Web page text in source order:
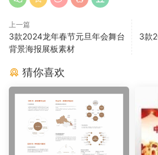
上一篇
3款2024龙年春节元旦年会舞台
背景海报展板素材
3款
猜你喜欢